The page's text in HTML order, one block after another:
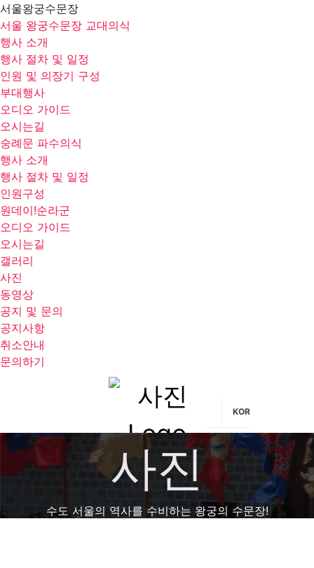
서울왕궁수문장
서울 왕궁수문장 교대의식
행사 소개
행사 절차 및 일정
인원 및 의장기 구성
부대행사
오디오 가이드
오시는길
숭례문 파수의식
행사 소개
행사 절차 및 일정
인원구성
원데이!순라군
오디오 가이드
오시는길
갤러리
사진
동영상
공지 및 문의
공지사항
취소안내
문의하기
KOR
사진
수도 서울의 역사를 수비하는 왕궁의 수문장!